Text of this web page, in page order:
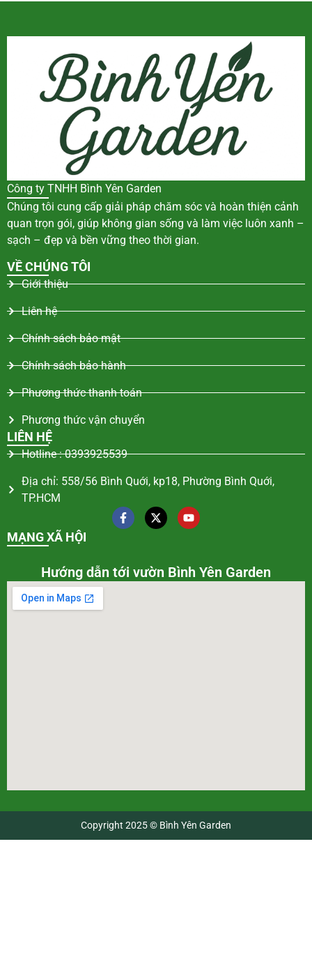
Công ty TNHH Bình Yên Garden
Chúng tôi cung cấp giải pháp chăm sóc và hoàn thiện cảnh
quan trọn gói, giúp không gian sống và làm việc luôn xanh –
sạch – đẹp và bền vững theo thời gian.
VỀ CHÚNG TÔI
Giới thiệu
Liên hệ
Chính sách bảo mật
Chính sách bảo hành
Phương thức thanh toán
Phương thức vận chuyển
LIÊN HỆ
Hotline : 0393925539
Địa chỉ: 558/56 Bình Quới, kp18, Phường Bình Quới,
TP.HCM
MẠNG XÃ HỘI
Hướng dẫn tới vườn Bình Yên Garden
Copyright 2025 © Bình Yên Garden